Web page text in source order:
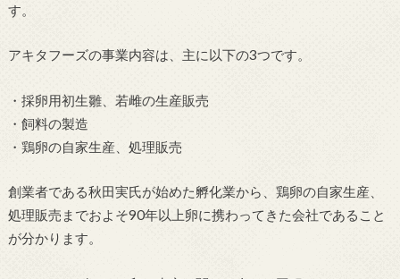
す。
アキタフーズの事業内容は、主に以下の3つです。
・採卵用初生雛、若雌の生産販売
・飼料の製造
・鶏卵の自家生産、処理販売
創業者である秋田実氏が始めた孵化業から、鶏卵の自家生産、
処理販売までおよそ90年以上卵に携わってきた会社であること
が分かります。